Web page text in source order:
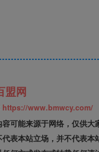
盟网
https://www.bmwcy.com/
可能来源于网络，仅供大
表本站立场，并不代表本